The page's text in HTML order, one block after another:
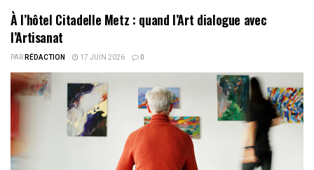
À l’hôtel Citadelle Metz : quand l’Art dialogue avec
l’Artisanat
PARRÉDACTION 17 JUIN 2026 0